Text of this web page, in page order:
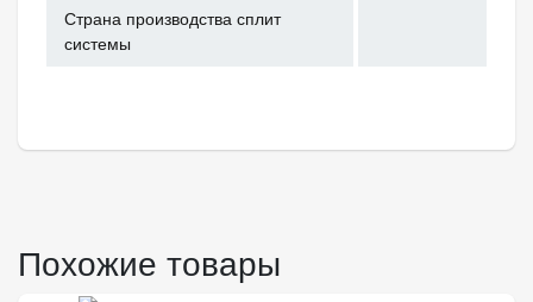
Страна производства сплит
системы
Похожие товары